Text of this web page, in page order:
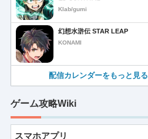
Klab/gumi
幻想水滸伝 STAR LEAP
KONAMI
配信カレンダーをもっと見る
ゲーム攻略Wiki
スマホアプリ